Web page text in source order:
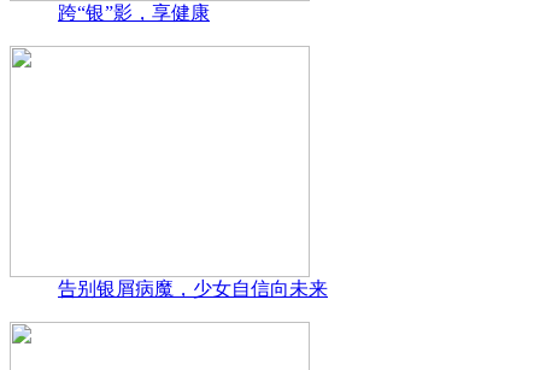
跨“银”影，享健康
告别银屑病魔，少女自信向未来